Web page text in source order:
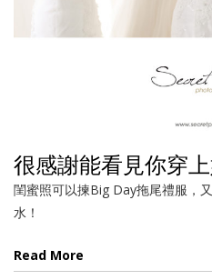
很感謝能看見你穿
閨蜜照可以揀Big Day拖尾禮服，
水！
Read More